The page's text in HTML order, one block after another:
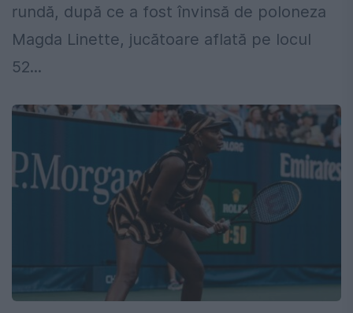
rundă, după ce a fost învinsă de poloneza
Magda Linette, jucătoare aflată pe locul
52...